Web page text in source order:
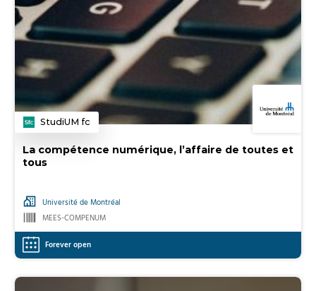
La compétence numérique, l’affaire de toutes et
tous
Université de Montréal
MEES-COMPENUM
Category
StudiUM fc
Forever open